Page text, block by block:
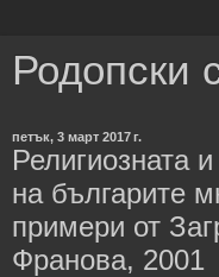
Родопски
петък, 3 март 2017 г.
Религиозната
на българите
примери от
Франова, 2001